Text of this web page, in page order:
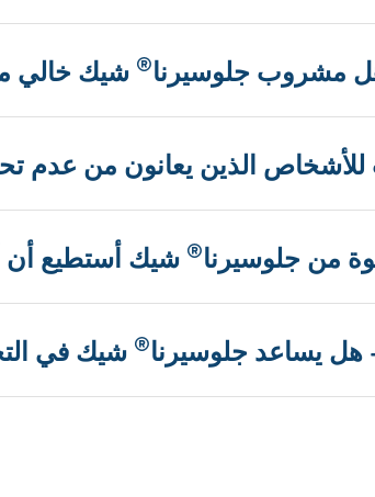
® شيك خالي
الذين يعانون من عدم
® شيك أستطيع أن
® شيك في